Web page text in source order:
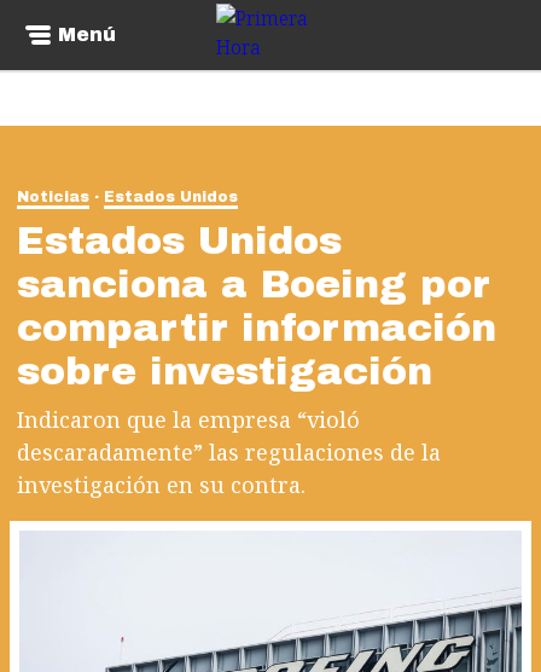
Menú
Noticias Estados Unidos
Estados Unidos
sanciona a Boeing por
compartir información
sobre investigación
Indicaron que la empresa “violó
descaradamente” las regulaciones de la
investigación en su contra.